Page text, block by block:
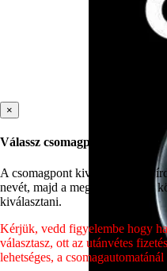
×
Válassz csomagpontot
A csomagpont kiválasztásához
nevét, majd a megjelenő címek
kiválasztani.
Kérjük, vedd figyelembe hogy
választasz, ott az utánvétes
lehetséges, a